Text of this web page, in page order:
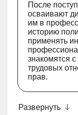
После
осваивают
им в
историю
применять
знакомятся
трудовых
прав.
Развернуть